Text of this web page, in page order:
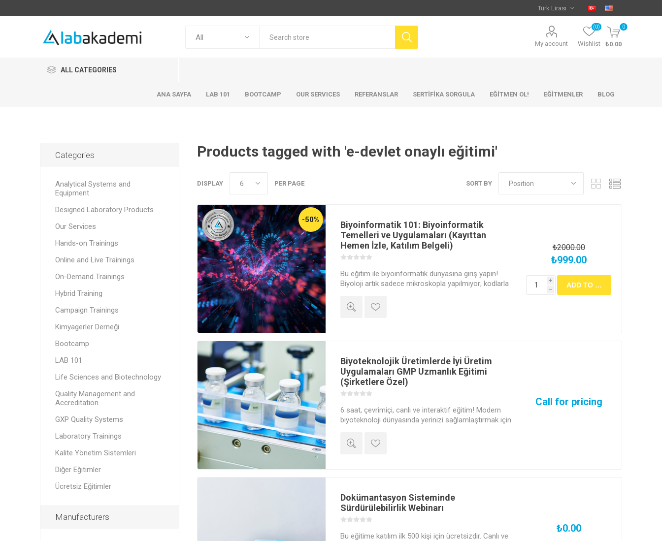
My account Wishlist
(0) 0
₺0.00
ALL CATEGORIES
ANA SAYFA LAB 101 BOOTCAMP OUR SERVICES REFERANSLAR SERTİFİKA SORGULA EĞİTMEN OL! EĞİTMENLER BLOG
Products tagged with 'e-devlet onaylı eğitimi'
SORT BY
DISPLAY PER PAGE
-50%
Biyoinformatik 101: Biyoinformatik
Temelleri ve Uygulamaları (Kayıttan
Hemen İzle, Katılım Belgeli)
Bu eğitim ile biyoinformatik dünyasına giriş yapın!
Biyoloji artık sadece mikroskopla yapılmıyor; kodlarla
büyüyen alanı Biyoinformatiğe ilk adımınızı atın. Verinin
nasıl bilgiye, bilginin ise tedaviye dönüştüğünü Haluk
₺2000.00
₺999.00
i
h
Biyoteknolojik Üretimlerde İyi Üretim
Uygulamaları GMP Uzmanlık Eğitimi
(Şirketlere Özel)
6 saat, çevrimiçi, canlı ve interaktif eğitim! Modern
biyoteknoloji dünyasında yerinizi sağlamlaştırmak için
eğitimimiz, en son teknolojilerle donatılmış yoğun ve
etkileyici bir deneyim sunuyor. Eğitim ile kariyer
Call for pricing
Dokümantasyon Sisteminde
Sürdürülebilirlik Webinarı
Bu eğitime katılım ilk 500 kişi için ücretsizdir. Canlı ve
₺0.00
Categories
Analytical Systems and
Equipment
Designed Laboratory Products
Our Services
Hands-on Trainings
Online and Live Trainings
On-Demand Trainings
Hybrid Training
Campaign Trainings
Kimyagerler Derneği
Bootcamp
LAB 101
Life Sciences and Biotechnology
Quality Management and
Accreditation
GXP Quality Systems
Laboratory Trainings
Kalite Yönetim Sistemleri
Diğer Eğitimler
Ücretsiz Eğitimler
Manufacturers